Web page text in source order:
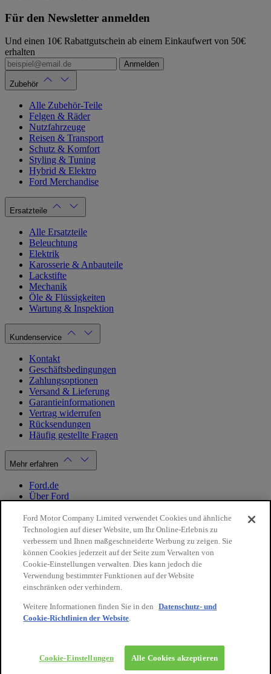
Für den Newsletter anmelden
Und einen 10€ Rabattgutschein ab einem Einkaufwert von 50€
erhalten
Anmelden
Zubehör
Alle Zubehör-Teile
Felgen & Räder
Nutzfahrzeuge
Reisen & Transport
Schutz & Komfort
Styling & Tuning
Hybrid & Elektro
Ford Merchandise
Ersatzteile
Alle Ersatzteile
Beleuchtung
Elektrik
Karosserie & Anbauteile
Lackstifte
Mechanik
Öle & Flüssigkeiten
Wartung & Inspektion
Kundenservice
Kontakt
Geschäftsbedingungen
Zahlungsoptionen
Versand & Lieferung
Garantieinformationen
Vertrag widerrufen
Rücksendungen
Häufig gestellte Fragen
Mehr erfahren
Ford.de
Über Ford
Datenschutzbestimmungen
Impressum
Mein Konto
Login / Registrierung
Meine Bestellungen
Land ändern
© 2026 Ford-Werke-GmbH
Ford Onlineshop
Ford Motor Company Limited verwendet Cookies und ähnliche
Technologien auf dieser Website, um Ihr Online-Erlebnis zu
verbessern und Ihnen maßgeschneiderte Werbung zu zeigen. Sie
können Cookies jederzeit auf der Seite zum Verwalten von
Cookie-Einstellungen verwalten. Dies kann jedoch die
Verwendung bestimmter Funktionen auf der Website
einschränken oder verhindern.
Weitere Informationen finden Sie in den
Datenschutz- und
Cookie-Richtlinien der Website.
Cookie-Einstellungen Alle Cookies akzeptieren